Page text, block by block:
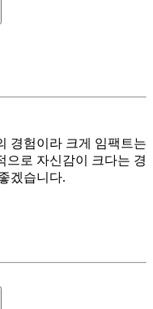
경험이라 크게 임팩트는
으로 자신감이 크다는 경
겠습니다.